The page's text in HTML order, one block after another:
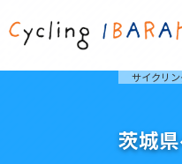
サイクリン
サイクリ
茨城